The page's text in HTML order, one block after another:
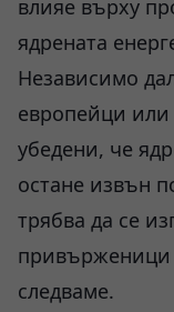
влияе върху
ядрената
Независимо
европейци
убедени, че
остане извън
трябва да се
привърженици
следваме.